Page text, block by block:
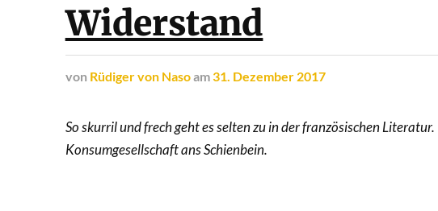
Widerstand
von Rüdiger von Nasoam31. Dezember 2017
So skurril und frech geht es selten zu in der französischen
Konsumgesellschaft ans Schienbein.